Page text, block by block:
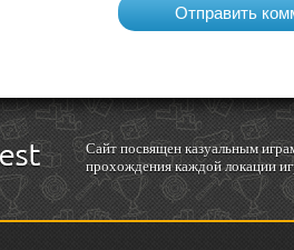
Cайт посвящен казуальным
прохождения каждой локации